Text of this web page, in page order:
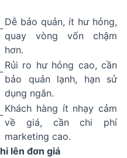
Dễ bảo quản, ít hư hỏng,
quay vòng vốn chậm
hơn.
Rủi ro hư hỏng cao, cần
bảo quản lạnh, hạn sử
dụng ngắn.
Khách hàng ít nhạy cảm
về giá, cần chi phí
marketing cao.
lên đơn giá